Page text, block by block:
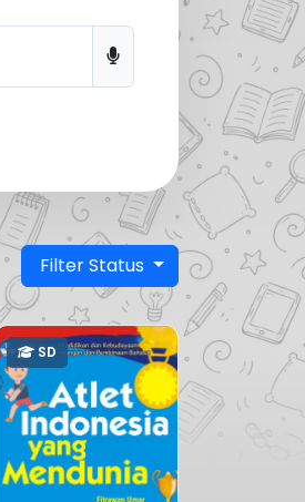
Filter Status
SD